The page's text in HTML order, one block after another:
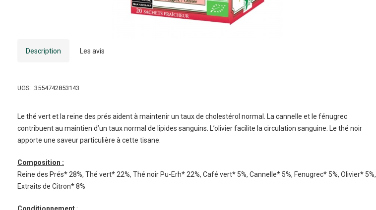
Description Les avis
UGS: 3554742853143
Le thé vert et la reine des prés aident à maintenir un taux de cholestérol normal. La cannelle et le fénugrec
contribuent au maintien d’un taux normal de lipides sanguins. L’olivier facilite la circulation sanguine. Le thé noir
apporte une saveur particulière à cette tisane.
Composition :
Reine des Prés* 28%, Thé vert* 22%, Thé noir Pu-Erh* 22%, Café vert* 5%, Cannelle* 5%, Fenugrec* 5%, Olivier* 5%,
Extraits de Citron* 8%